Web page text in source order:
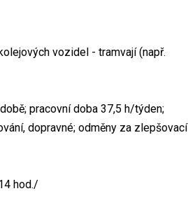
vozidel - tramvají (např.
pracovní doba 37,5 h/týden;
dopravné; odměny za zlepšovací
hod./